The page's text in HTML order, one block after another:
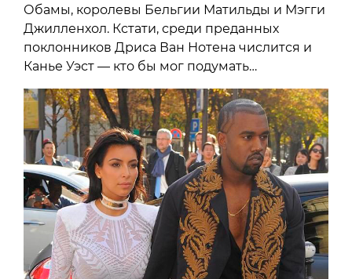
Обамы, королевы Бельгии Матильды и Мэгги
Джилленхол. Кстати, среди преданных
поклонников Дриса Ван Нотена числится и
Канье Уэст — кто бы мог подумать…